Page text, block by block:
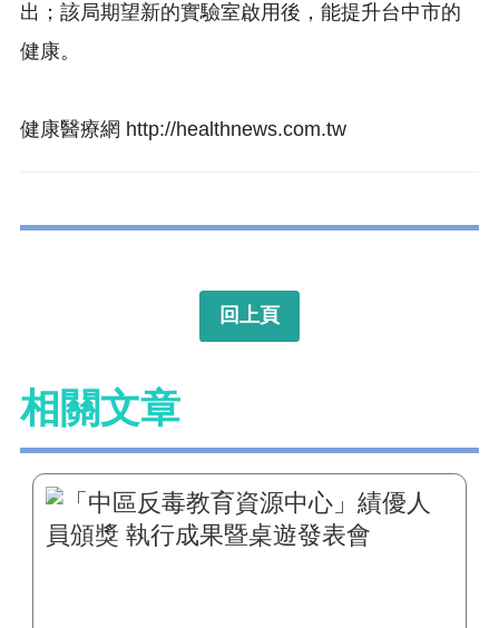
出；該局期望新的實驗室啟用後，能提升台中市的
健康。
健康醫療網 http://healthnews.com.tw
回上頁
相關文章